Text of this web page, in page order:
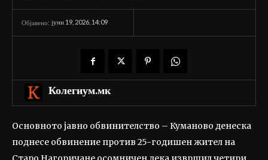
Објавено: јуни 19, 2026, 14:09
Колегиум.мк
Основното јавно обвинителство – Куманово денеска
поднесе обвинение против 25-годишен жител на